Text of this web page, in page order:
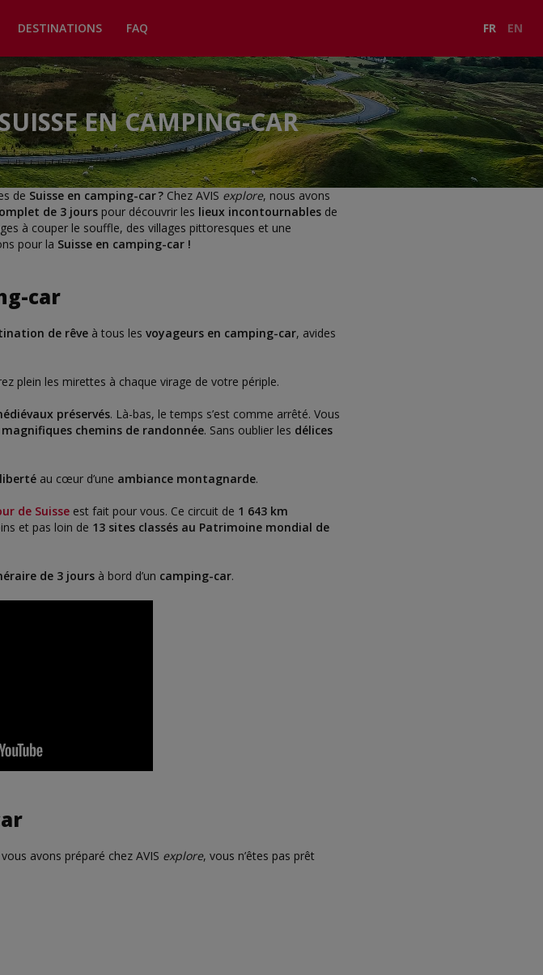
DESTINATIONS FAQ FR EN
EN CAMPING-CAR
de Suisse en camping-car ? Chez AVIS explore, nous avons
de 3 jours pour découvrir les lieux incontournables de
à couper le souffle, des villages pittoresques et une
pour la Suisse en camping-car !
car
de rêve à tous les voyageurs en camping-car, avides
plein les mirettes à chaque virage de votre périple.
préservés. Là-bas, le temps s’est comme arrêté. Vous
magnifiques chemins de randonnée. Sans oublier les délices
au cœur d’une ambiance montagnarde.
de Suisse est fait pour vous. Ce circuit de 1 643 km
et pas loin de 13 sites classés au Patrimoine mondial de
de 3 jours à bord d’un camping-car.
avons préparé chez AVIS explore, vous n’êtes pas prêt